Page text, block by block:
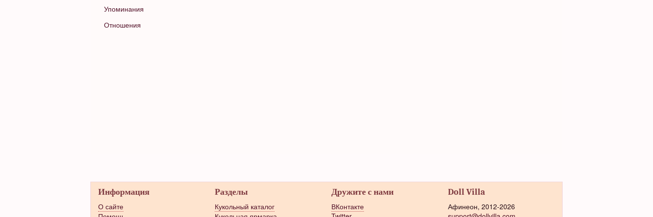
Упоминания
Отношения
Информация
О сайте
Разделы
Кукольный каталог
Дружите с нами
ВКонтакте
Doll Villa
Афинеон, 2012-2026